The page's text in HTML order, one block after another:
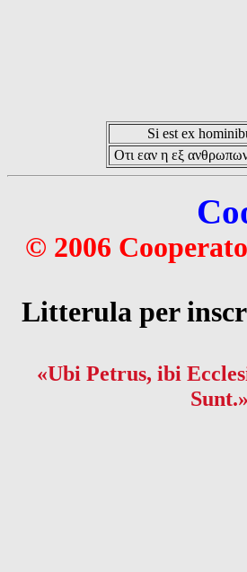
Si est ex
Οτι εαν η εξ
© 2006
Litterula per
«Ubi Petrus, ibi